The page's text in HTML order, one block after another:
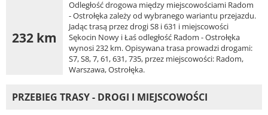
232 km
Odległość drogowa między miejscowościami Radom
- Ostrołęka zależy od wybranego wariantu przejazdu.
Jadąc trasą przez drogi S8 i 631 i miejscowości
Sękocin Nowy i Łaś odległość Radom - Ostrołęka
wynosi 232 km. Opisywana trasa prowadzi drogami:
S7, S8, 7, 61, 631, 735, przez miejscowości: Radom,
Warszawa, Ostrołęka.
PRZEBIEG TRASY - DROGI I MIEJSCOWOŚCI